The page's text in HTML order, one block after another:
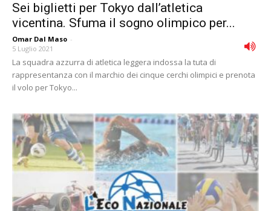
Sei biglietti per Tokyo dall’atletica
vicentina. Sfuma il sogno olimpico per...
Omar Dal Maso -
5 Luglio 2021
La squadra azzurra di atletica leggera indossa la tuta di
rappresentanza con il marchio dei cinque cerchi olimpici e prenota
il volo per Tokyo...